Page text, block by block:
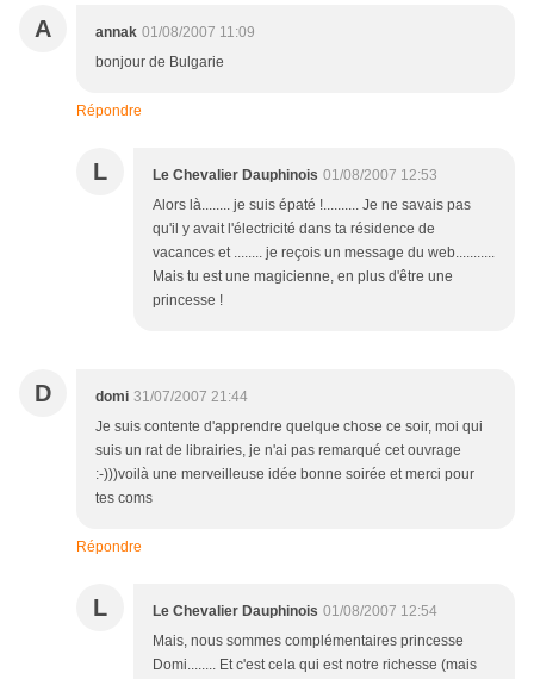
A annak 01/08/2007 11:09
bonjour de Bulgarie
Répondre
L Le Chevalier Dauphinois 01/08/2007 12:53
Alors là........ je suis épaté !.......... Je ne savais pas
qu'il y avait l'électricité dans ta résidence de
vacances et ........ je reçois un message du web...........
Mais tu est une magicienne, en plus d'être une
princesse !
D domi 31/07/2007 21:44
Je suis contente d'apprendre quelque chose ce soir, moi qui
suis un rat de librairies, je n'ai pas remarqué cet ouvrage
:-)))voilà une merveilleuse idée bonne soirée et merci pour
tes coms
Répondre
L Le Chevalier Dauphinois 01/08/2007 12:54
Mais, nous sommes complémentaires princesse
Domi........ Et c'est cela qui est notre richesse (mais